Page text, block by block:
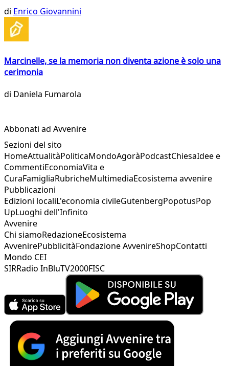
di Enrico Giovannini
Marcinelle, se la memoria non diventa azione è solo una
cerimonia
di Daniela Fumarola
Abbonati ad Avvenire
Sezioni del sito
HomeAttualitàPoliticaMondoAgoràPodcastChiesaIdee e
CommentiEconomiaVita e
CuraFamigliaRubricheMultimediaEcosistema avvenire
Pubblicazioni
Edizioni localiL'economia civileGutenbergPopotusPop
UpLuoghi dell'Infinito
Avvenire
Chi siamoRedazioneEcosistema
AvvenirePubblicitàFondazione AvvenireShopContatti
Mondo CEI
SIRRadio InBluTV2000FISC